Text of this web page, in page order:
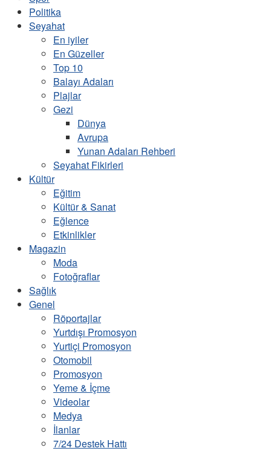
Politika
Seyahat
En iyiler
En Güzeller
Top 10
Balayı Adaları
Plajlar
Gezi
Dünya
Avrupa
Yunan Adaları Rehberi
Seyahat Fikirleri
Kültür
Eğitim
Kültür & Sanat
Eğlence
Etkinlikler
Magazin
Moda
Fotoğraflar
Sağlık
Genel
Röportajlar
Yurtdışı Promosyon
Yurtiçi Promosyon
Otomobil
Promosyon
Yeme & İçme
Videolar
Medya
İlanlar
7/24 Destek Hattı